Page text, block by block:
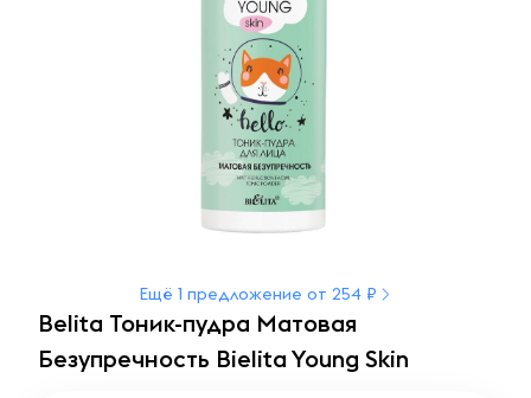
Ещё 1 предложение от 254 ₽
Belita Тоник-пудра Матовая
Безупречность Bielita Young Skin